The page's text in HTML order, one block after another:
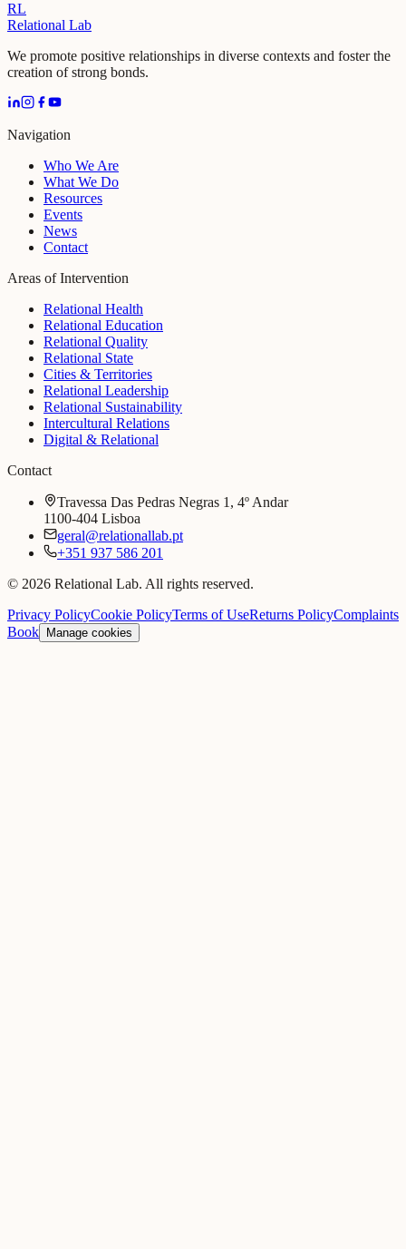
RL
Relational Lab
We promote positive relationships in diverse contexts and foster the
creation of strong bonds.
Navigation
Who We Are
What We Do
Resources
Events
News
Contact
Areas of Intervention
Relational Health
Relational Education
Relational Quality
Relational State
Cities & Territories
Relational Leadership
Relational Sustainability
Intercultural Relations
Digital & Relational
Contact
Travessa Das Pedras Negras 1, 4º Andar
1100-404 Lisboa
geral@relationallab.pt
+351 937 586 201
© 2026 Relational Lab. All rights reserved.
Privacy PolicyCookie PolicyTerms of UseReturns PolicyComplaints
Book
Manage cookies